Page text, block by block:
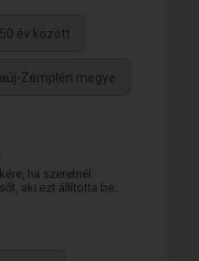
év között
Zemplén megye
ha szeretnél
aki ezt állította be.